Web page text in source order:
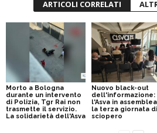
ARTICOLI CORRELATI
Morto a Bologna
durante un intervento
di Polizia, Tgr Rai non
trasmette il servizio.
La solidarietà dell'Asva
Nuovo black-out
dell'informazione:
l'Asva in
la terza giornata di
sciopero